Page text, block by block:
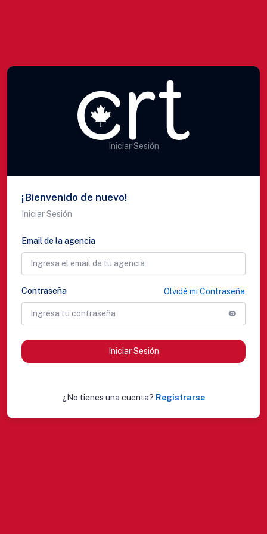
Iniciar Sesión
¡Bienvenido de nuevo!
Iniciar Sesión
Email de la agencia
Olvidé mi Contraseña
Contraseña
Iniciar Sesión
¿No tienes una cuenta? Registrarse